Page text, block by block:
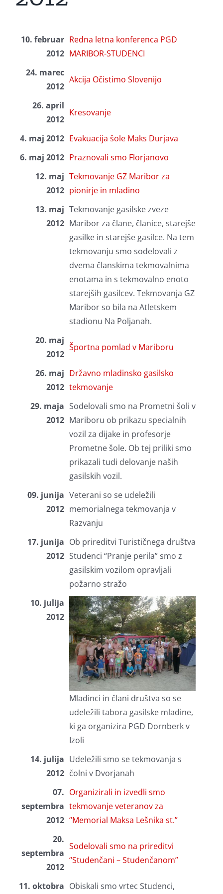
10. februar
2012
Redna letna konferenca PGD
MARIBOR-STUDENCI
24. marec
2012
Akcija Očistimo Slovenijo
26. april
2012
Kresovanje
4. maj 2012 Evakuacija šole Maks Durjava
6. maj 2012 Praznovali smo Florjanovo
12. maj
2012
Tekmovanje GZ Maribor za
pionirje in mladino
13. maj
2012
Tekmovanje gasilske zveze
Maribor za člane, članice, starejše
gasilke in starejše gasilce. Na tem
tekmovanju smo sodelovali z
dvema članskima tekmovalnima
enotama in s tekmovalno enoto
starejših gasilcev. Tekmovanja GZ
Maribor so bila na Atletskem
stadionu Na Poljanah.
20. maj
2012
Športna pomlad v Mariboru
26. maj
2012
Državno mladinsko gasilsko
tekmovanje
29. maja
2012
Sodelovali smo na Prometni šoli v
Mariboru ob prikazu specialnih
vozil za dijake in profesorje
Prometne šole. Ob tej priliki smo
prikazali tudi delovanje naših
gasilskih vozil.
09. junija
2012
Veterani so se udeležili
memorialnega tekmovanja v
Razvanju
17. junija
2012
Ob prireditvi Turističnega društva
Studenci “Pranje perila” smo z
gasilskim vozilom opravljali
požarno stražo
10. julija
2012
Mladinci in člani društva so se
udeležili tabora gasilske mladine,
ki ga organizira PGD Dornberk v
Izoli
14. julija
2012
Udeležili smo se tekmovanja s
čolni v Dvorjanah
07.
septembra
2012
Organizirali in izvedli smo
tekmovanje veteranov za
“Memorial Maksa Lešnika st.”
20.
septembra
2012
Sodelovali smo na prireditvi
“Studenčani – Studenčanom”
11. oktobra Obiskali smo vrtec Studenci,